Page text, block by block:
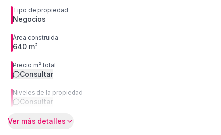
Tipo de propiedad
Negocios
Área construida
640 m²
Precio m² total
Consultar
Niveles de la propiedad
Consultar
Ver más detalles